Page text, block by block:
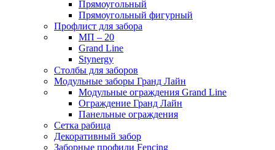
Прямоугольный
Прямоугольный фигурный
Профлист для забора
МП – 20
Grand Line
Stynergy
Столбы для заборов
Модульные заборы Гранд Лайн
Модульные ограждения Grand Line
Ограждение Гранд Лайн
Панельные ограждения
Сетка рабица
Декоративный забор
Заборные профили Fencing